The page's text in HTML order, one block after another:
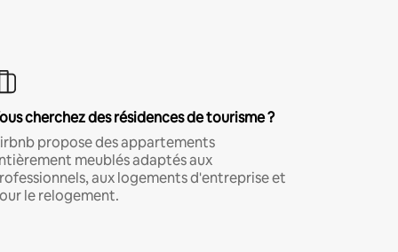
cherchez des résidences de tourisme ?
propose des appartements
meublés adaptés aux
aux logements d'entreprise et
le relogement.